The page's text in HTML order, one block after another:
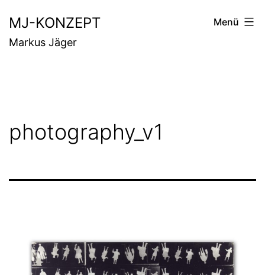
Inhalt
springen
MJ-KONZEPT
Markus Jäger
Menü
photography_v1